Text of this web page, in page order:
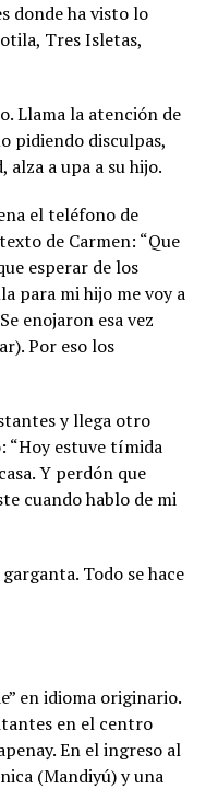
donde ha visto lo
Tres Isletas,
Llama la atención de
pidiendo disculpas,
alza a upa a su hijo.
el teléfono de
de Carmen: “Que
esperar de los
para mi hijo me voy a
enojaron esa vez
Por eso los
y llega otro
“Hoy estuve tímida
Y perdón que
cuando hablo de mi
Todo se hace
en idioma originario.
en el centro
En el ingreso al
(Mandiyú) y una